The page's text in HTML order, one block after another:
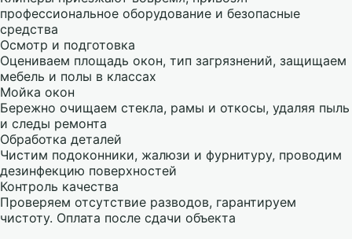
профессиональное оборудование и безопасные
средства
Осмотр и подготовка
Оцениваем площадь окон, тип загрязнений, защищаем
мебель и полы в классах
Мойка окон
Бережно очищаем стекла, рамы и откосы, удаляя пыль
и следы ремонта
Обработка деталей
Чистим подоконники, жалюзи и фурнитуру, проводим
дезинфекцию поверхностей
Контроль качества
Проверяем отсутствие разводов, гарантируем
чистоту. Оплата после сдачи объекта